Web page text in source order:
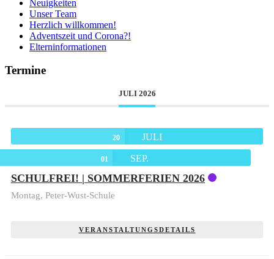
Neuigkeiten
Unser Team
Herzlich willkommen!
Adventszeit und Corona?!
Elterninformationen
Termine
JULI 2026
20 JULI
01 SEP.
SCHULFREI! | SOMMERFERIEN 2026
Montag, Peter-Wust-Schule
VERANSTALTUNGSDETAILS